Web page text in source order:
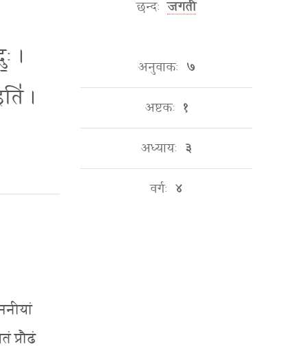
।
।
प्रौढं
छन्दः जगती
अनुवाकः ७
अष्टकः १
अध्यायः ३
वर्गः ४